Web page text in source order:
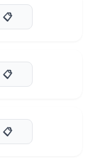
📋
📋
📋